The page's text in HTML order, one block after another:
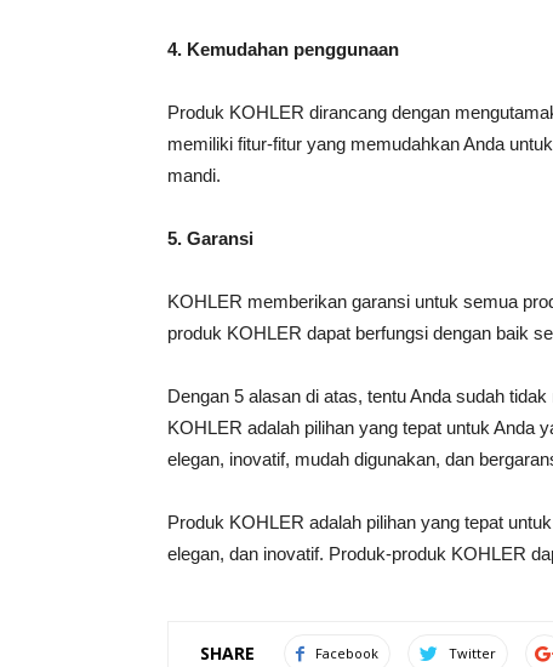
4. Kemudahan penggunaan
Produk KOHLER dirancang dengan
memiliki fitur-fitur yang memudahkan Anda
mandi.
5. Garansi
KOHLER memberikan garansi untuk semua
produk KOHLER dapat berfungsi dengan baik
Dengan 5 alasan di atas, tentu Anda sudah
KOHLER adalah pilihan yang tepat untuk Anda
elegan, inovatif, mudah digunakan, dan
Produk KOHLER adalah pilihan yang tepat
elegan, dan inovatif. Produk-produk KOHLER
SHARE Facebook Twitter